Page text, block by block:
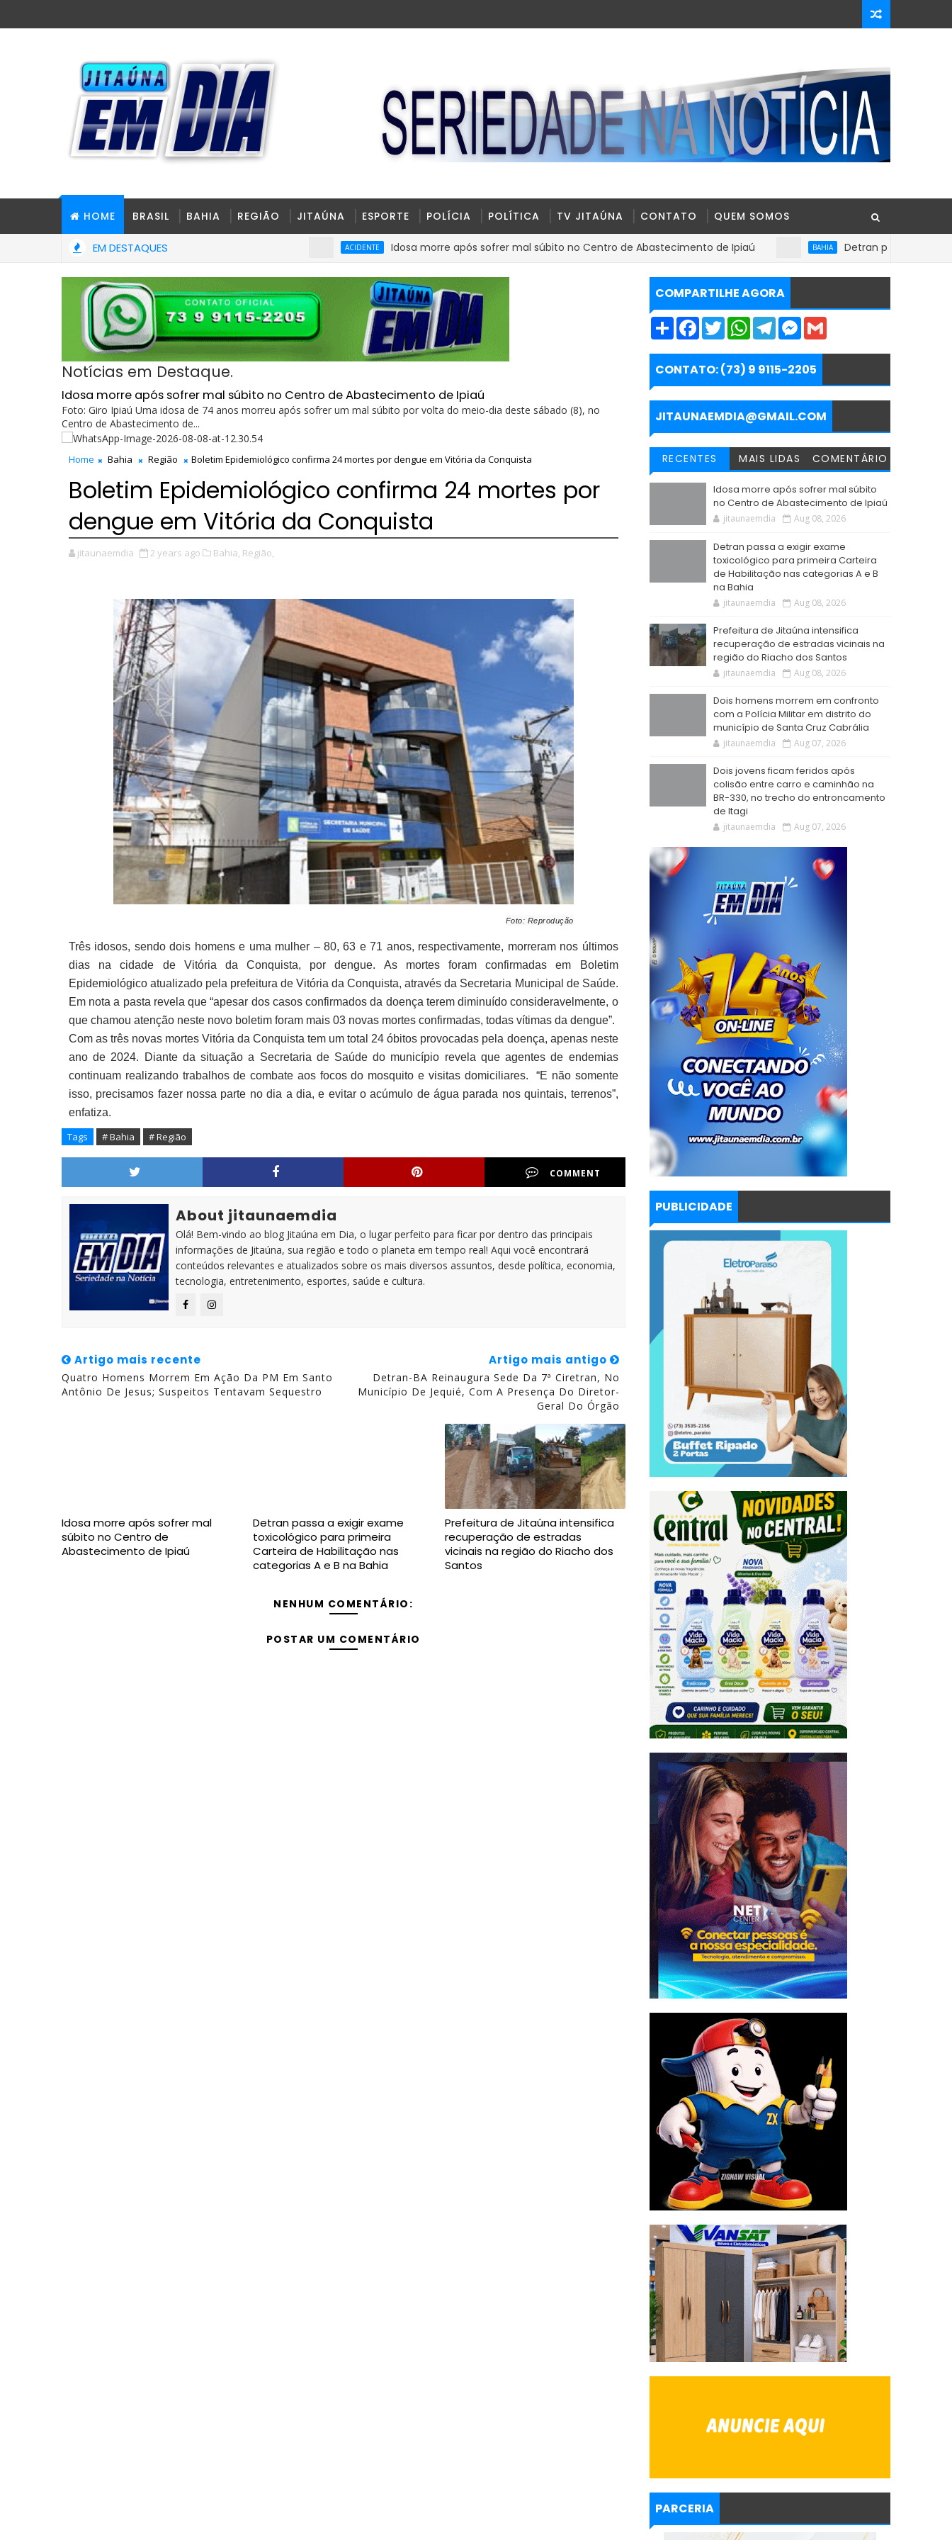
HOME BRASIL BAHIA REGIÃO JITAÚNA ESPORTE POLÍCIA POLÍTICA TV JITAÚNA CONTATO QUEM SOMOS
EM DESTAQUES Idosa morre após sofrer mal súbito no Centro de Abastecimento de Ipiaú BAHIA Detran passa a exigir exame
Notícias em Destaque.
Idosa morre após sofrer mal súbito no Centro de Abastecimento de Ipiaú
Foto: Giro Ipiaú Uma idosa de 74 anos morreu após sofrer um mal súbito por volta do meio-dia deste sábado (8), no
Centro de Abastecimento de...
Home Bahia Região Boletim Epidemiológico confirma 24 mortes por dengue em Vitória da Conquista
Boletim Epidemiológico confirma 24 mortes por
dengue em Vitória da Conquista
jitaunaemdia 2 years ago Bahia, Região,
Foto: Reprodução
Três idosos, sendo dois homens e uma mulher – 80, 63 e 71 anos, respectivamente, morreram nos últimos
dias na cidade de Vitória da Conquista, por dengue. As mortes foram confirmadas em Boletim
Epidemiológico atualizado pela prefeitura de Vitória da Conquista, através da Secretaria Municipal de Saúde.
Em nota a pasta revela que “apesar dos casos confirmados da doença terem diminuído consideravelmente, o
que chamou atenção neste novo boletim foram mais 03 novas mortes confirmadas, todas vítimas da dengue”.
Com as três novas mortes Vitória da Conquista tem um total 24 óbitos provocadas pela doença, apenas neste
ano de 2024. Diante da situação a Secretaria de Saúde do município revela que agentes de endemias
continuam realizando trabalhos de combate aos focos do mosquito e visitas domiciliares. “E não somente
isso, precisamos fazer nossa parte no dia a dia, e evitar o acúmulo de água parada nos quintais, terrenos”,
enfatiza.
Tags # Bahia # Região
COMMENT
About jitaunaemdia
Olá! Bem-vindo ao blog Jitaúna em Dia, o lugar perfeito para ficar por dentro das principais
informações de Jitaúna, sua região e todo o planeta em tempo real! Aqui você encontrará
conteúdos relevantes e atualizados sobre os mais diversos assuntos, desde política, economia,
tecnologia, entretenimento, esportes, saúde e cultura.
Artigo mais recente
Quatro Homens Morrem Em Ação Da PM Em Santo
Antônio De Jesus; Suspeitos Tentavam Sequestro
Artigo mais antigo
Detran-BA Reinaugura Sede Da 7ª Ciretran, No
Município De Jequié, Com A Presença Do Diretor-
Geral Do Órgão
Idosa morre após sofrer mal
súbito no Centro de
Abastecimento de Ipiaú
Detran passa a exigir exame
toxicológico para primeira
Carteira de Habilitação nas
categorias A e B na Bahia
Prefeitura de Jitaúna intensifica
recuperação de estradas
vicinais na região do Riacho dos
Santos
NENHUM COMENTÁRIO:
POSTAR UM COMENTÁRIO
COMPARTILHE AGORA
S
r
e
F
e
b
o
k
T
w
t
t
e
r
W
t
s
p
p
T
e
g
a
m
M
s
e
g
e
r
i
CONTATO: (73) 9 9115-2205
JITAUNAEMDIA@GMAIL.COM
RECENTES MAIS LIDAS COMENTÁRIO
Idosa morre após sofrer mal súbito
no Centro de Abastecimento de Ipiaú
jitaunaemdia Aug 08, 2026
Detran passa a exigir exame
toxicológico para primeira Carteira
de Habilitação nas categorias A e B
na Bahia
jitaunaemdia Aug 08, 2026
Prefeitura de Jitaúna intensifica
recuperação de estradas vicinais na
região do Riacho dos Santos
jitaunaemdia Aug 08, 2026
Dois homens morrem em confronto
com a Polícia Militar em distrito do
município de Santa Cruz Cabrália
jitaunaemdia Aug 07, 2026
Dois jovens ficam feridos após
colisão entre carro e caminhão na
BR-330, no trecho do entroncamento
de Itagi
jitaunaemdia Aug 07, 2026
PUBLICIDADE
PARCERIA